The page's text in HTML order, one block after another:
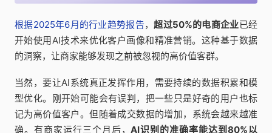
根据2025年6月的行业趋势报告，超过50%的电商企业已经
开始使用AI技术来优化客户画像和精准营销。这种基于数据
的洞察，让商家能够发现之前被忽视的高价值客群。
当然，要让AI系统真正发挥作用，需要持续的数据积累和模
型优化。刚开始可能会有误判，把一些只是好奇的用户也标
记为高价值客户。但随着成交数据的增加，系统会越来越准
确。有商家运行三个月后，AI识别的准确率能达到80%以